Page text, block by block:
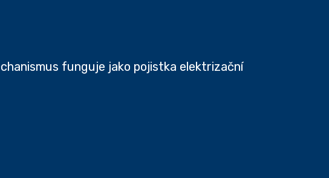
funguje jako pojistka elektrizační